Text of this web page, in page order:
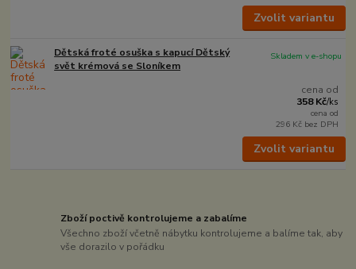
Zvolit variantu
Dětská froté osuška s kapucí Dětský
svět krémová se Sloníkem
cena od
358 Kč/ks
cena od
296 Kč bez DPH
Skladem v e-shopu
Zvolit variantu
Zboží poctivě kontrolujeme a zabalíme
Všechno zboží včetně nábytku kontrolujeme a balíme tak, aby
vše dorazilo v pořádku